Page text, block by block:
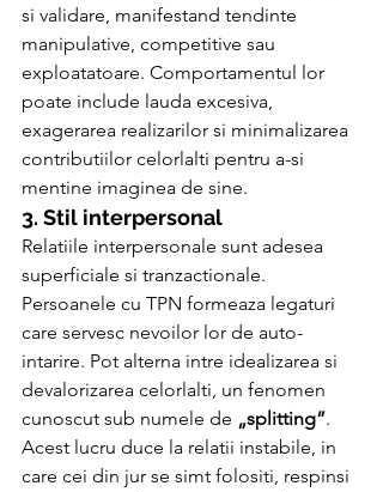
si validare, manifestand tendinte
manipulative, competitive sau
exploatatoare. Comportamentul lor
poate include lauda excesiva,
exagerarea realizarilor si minimalizarea
contributiilor celorlalti pentru a-si
mentine imaginea de sine.
3. Stil interpersonal
Relatiile interpersonale sunt adesea
superficiale si tranzactionale.
Persoanele cu TPN formeaza legaturi
care servesc nevoilor lor de auto-
intarire. Pot alterna intre idealizarea si
devalorizarea celorlalti, un fenomen
cunoscut sub numele de „splitting”.
Acest lucru duce la relatii instabile, in
care cei din jur se simt folositi, respinsi